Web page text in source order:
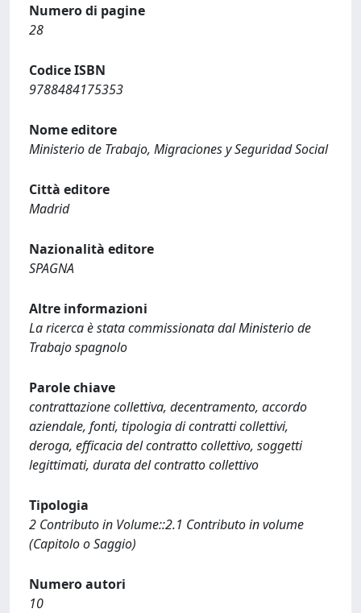
Numero di pagine
28
Codice ISBN
9788484175353
Nome editore
Ministerio de Trabajo, Migraciones y Seguridad Social
Città editore
Madrid
Nazionalità editore
SPAGNA
Altre informazioni
La ricerca è stata commissionata dal Ministerio de
Trabajo spagnolo
Parole chiave
contrattazione collettiva, decentramento, accordo
aziendale, fonti, tipologia di contratti collettivi,
deroga, efficacia del contratto collettivo, soggetti
legittimati, durata del contratto collettivo
Tipologia
2 Contributo in Volume::2.1 Contributo in volume
(Capitolo o Saggio)
Numero autori
10